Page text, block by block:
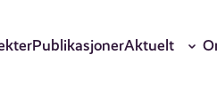
PublikasjonerAktuelt